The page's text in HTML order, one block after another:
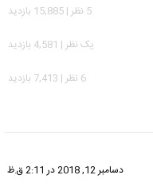
5 نظر | 15,885 بازدید
يک نظر | 4,581 بازدید
6 نظر | 7,413 بازدید
دسامبر 12, 2018 در 2:11 ق.ظ